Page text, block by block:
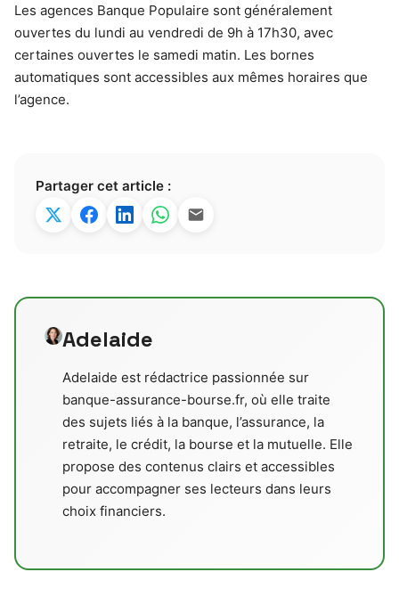
Les agences Banque Populaire sont généralement
ouvertes du lundi au vendredi de 9h à 17h30, avec
certaines ouvertes le samedi matin. Les bornes
automatiques sont accessibles aux mêmes horaires que
l’agence.
Partager cet article :
Adelaide
Adelaide est rédactrice passionnée sur
banque-assurance-bourse.fr, où elle traite
des sujets liés à la banque, l’assurance, la
retraite, le crédit, la bourse et la mutuelle. Elle
propose des contenus clairs et accessibles
pour accompagner ses lecteurs dans leurs
choix financiers.